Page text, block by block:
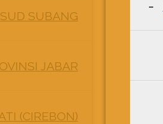
SUBANG
JABAR
(CIREBON)